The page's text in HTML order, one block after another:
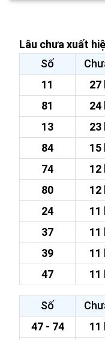
Lâu chưa xuất
Số
11
27
81
24
13
23
84
15
74
12
80
12
24
11
37
11
39
11
47
11
Số
47 - 74
11